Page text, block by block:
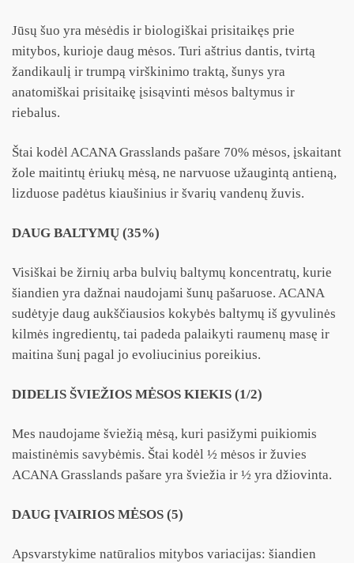
Jūsų šuo yra mėsėdis ir biologiškai prisitaikęs prie
mitybos, kurioje daug mėsos. Turi aštrius dantis, tvirtą
žandikaulį ir trumpą virškinimo traktą, šunys yra
anatomiškai prisitaikę įsisąvinti mėsos baltymus ir
riebalus.
Štai kodėl ACANA Grasslands pašare 70% mėsos, įskaitant
žole maitintų ėriukų mėsą, ne narvuose užaugintą antieną,
lizduose padėtus kiaušinius ir švarių vandenų žuvis.
DAUG BALTYMŲ (35%)
Visiškai be žirnių arba bulvių baltymų koncentratų, kurie
šiandien yra dažnai naudojami šunų pašaruose. ACANA
sudėtyje daug aukščiausios kokybės baltymų iš gyvulinės
kilmės ingredientų, tai padeda palaikyti raumenų masę ir
maitina šunį pagal jo evoliucinius poreikius.
DIDELIS ŠVIEŽIOS MĖSOS KIEKIS (1/2)
Mes naudojame šviežią mėsą, kuri pasižymi puikiomis
maistinėmis savybėmis. Štai kodėl ½ mėsos ir žuvies
ACANA Grasslands pašare yra šviežia ir ½ yra džiovinta.
DAUG ĮVAIRIOS MĖSOS (5)
Apsvarstykime natūralios mitybos variacijas: šiandien